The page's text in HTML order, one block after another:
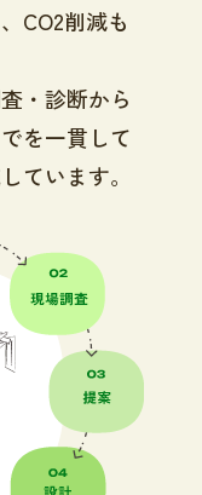
CO2削減も
・診断から
を一貫して
ています。